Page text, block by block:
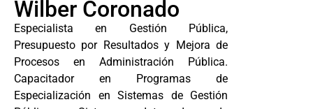
Wilber Coronado
Especialista en Gestión Pública,
Presupuesto por Resultados y Mejora de
Procesos en Administración Pública.
Capacitador en Programas de
Especialización en Sistemas de Gestión